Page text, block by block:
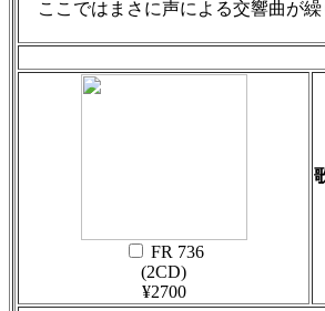
ここではまさに声による交響曲が繰
FR 736
(2CD)
¥2700